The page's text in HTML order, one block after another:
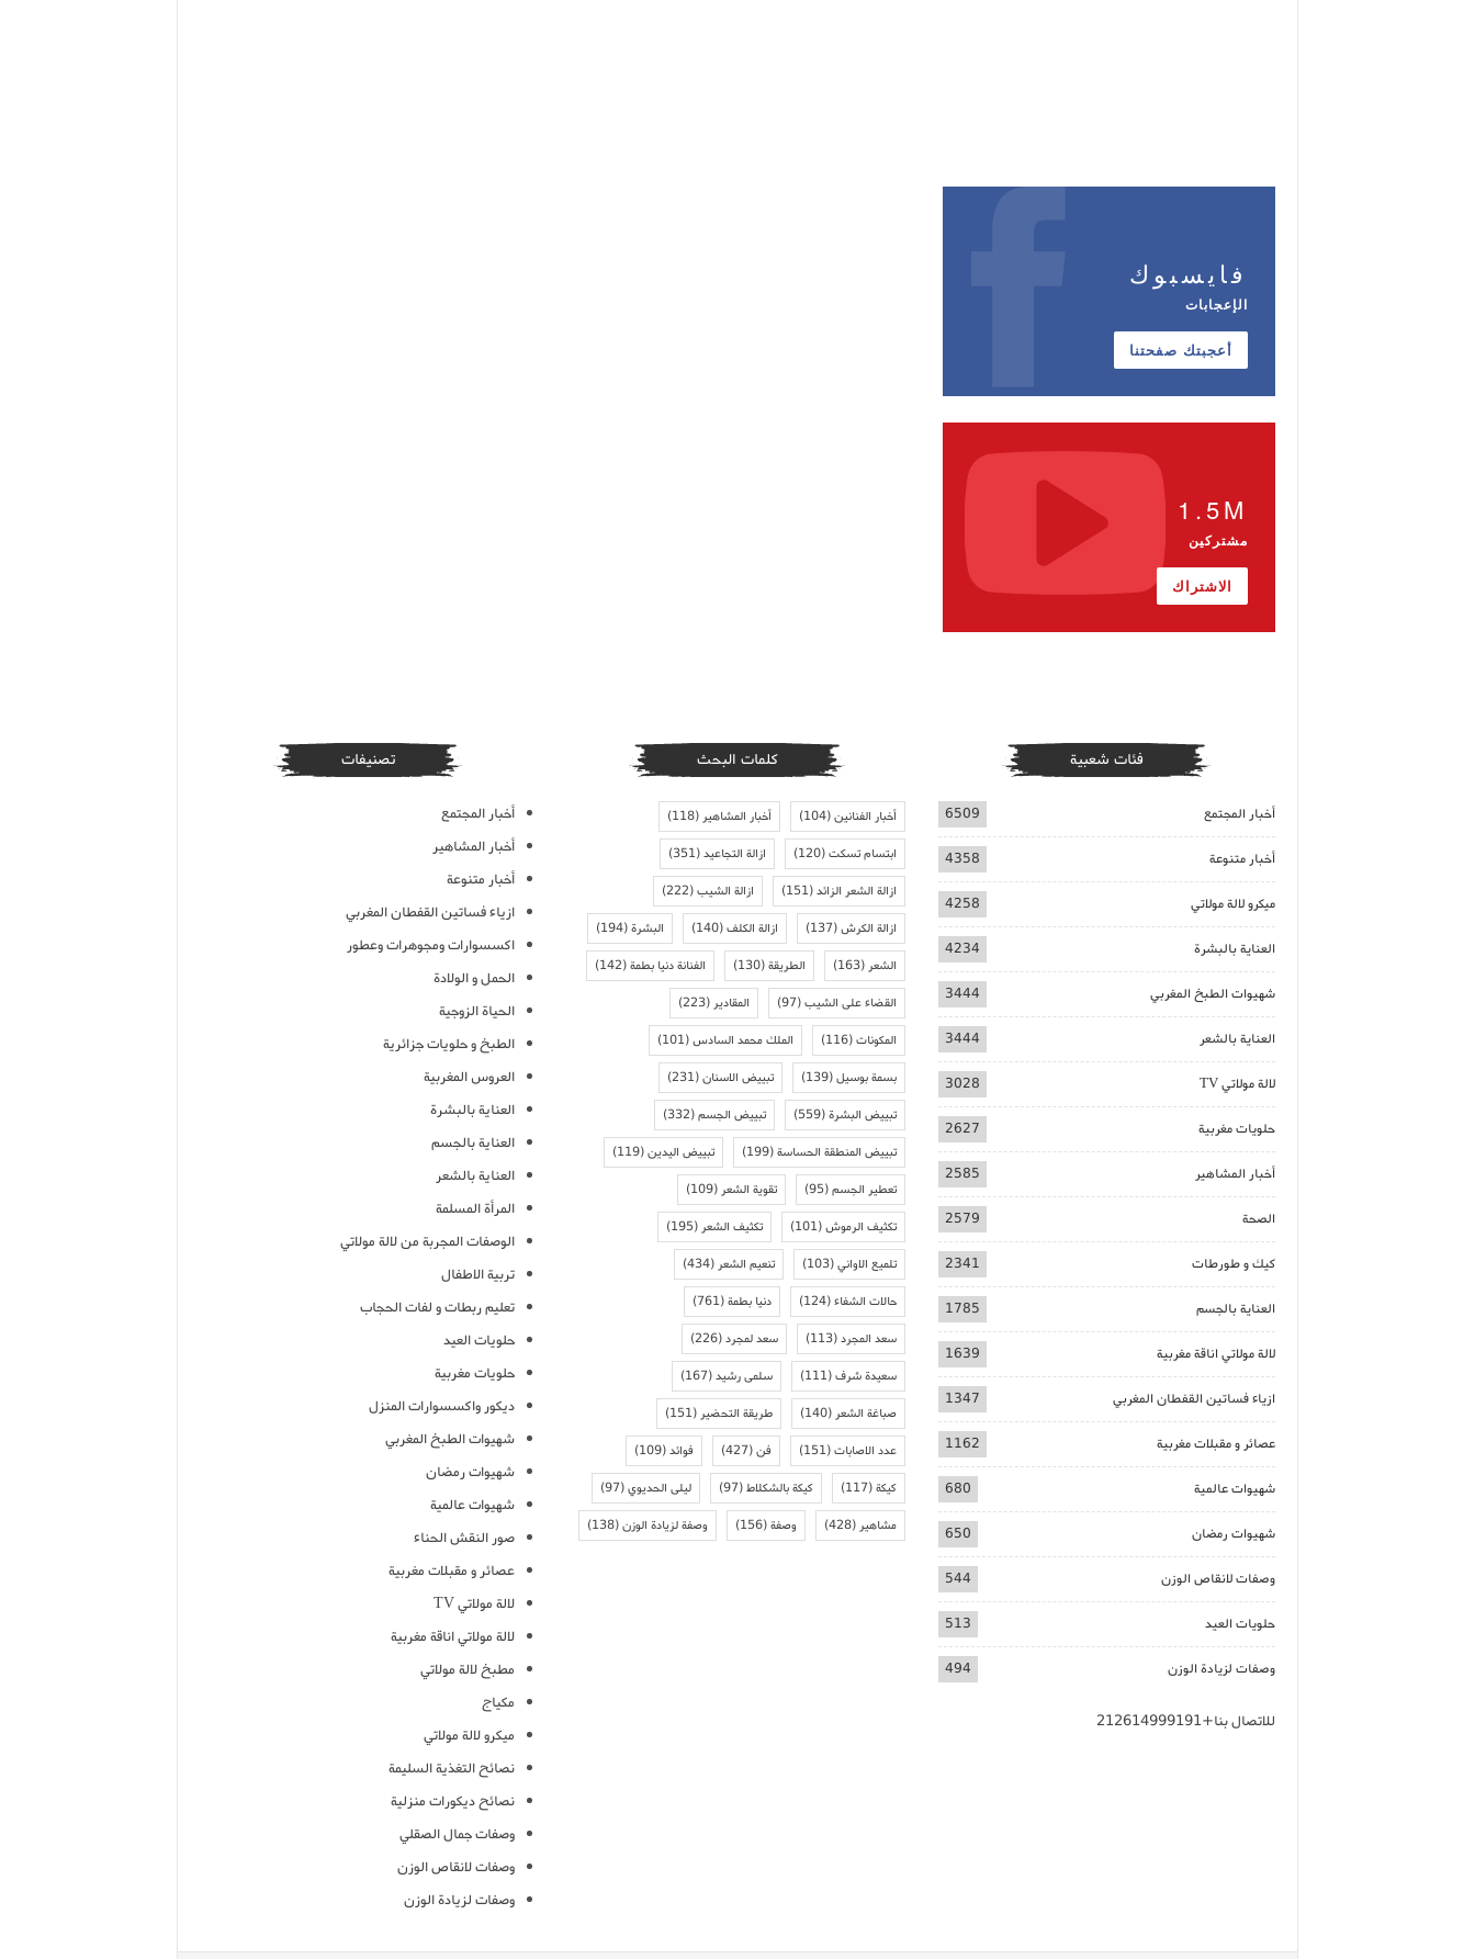
فايسبوك
الإعجابات
أعجبتك صفحتنا
1.5M
مشتركين
الاشتراك
فئات شعبية
أخبار المجتمع 6509
أخبار متنوعة 4358
ميكرو لالة مولاتي 4258
العناية بالبشرة 4234
شهيوات الطبخ المغربي 3444
العناية بالشعر 3444
لالة مولاتي TV 3028
حلويات مغربية 2627
أخبار المشاهير 2585
الصحة 2579
كيك و طورطات 2341
العناية بالجسم 1785
لالة مولاتي اناقة مغربية 1639
ازياء فساتين القفطان المغربي 1347
عصائر و مقبلات مغربية 1162
شهيوات عالمية 680
شهيوات رمضان 650
وصفات لانقاص الوزن 544
حلويات العيد 513
وصفات لزيادة الوزن 494
للاتصال بنا+212614999191
كلمات البحث
أخبار الفنانين(104) أخبار المشاهير(118)
ابتسام تسكت(120) ازالة التجاعيد(351)
ازالة الشعر الزائد(151) ازالة الشيب(222)
ازالة الكرش(137) ازالة الكلف(140) البشرة(194)
الشعر(163) الطريقة(130) الفنانة دنيا بطمة(142)
القضاء على الشيب(97) المقادير(223)
المكونات(116) الملك محمد السادس(101)
بسمة بوسيل(139) تبييض الاسنان(231)
تبييض البشرة(559) تبييض الجسم(332)
تبييض المنطقة الحساسة(199) تبييض اليدين(119)
تعطير الجسم(95) تقوية الشعر(109)
تكثيف الرموش(101) تكثيف الشعر(195)
تلميع الاواني(103) تنعيم الشعر(434)
حالات الشفاء(124) دنيا بطمة(761)
سعد المجرد(113) سعد لمجرد(226)
سعيدة شرف(111) سلمى رشيد(167)
صباغة الشعر(140) طريقة التحضير(151)
عدد الاصابات(151) فن(427) فوائد(109)
كيكة(117) كيكة بالشكلاط(97) ليلى الحديوي(97)
مشاهير(428) وصفة(156) وصفة لزيادة الوزن(138)
تصنيفات
أخبار المجتمع
أخبار المشاهير
أخبار متنوعة
ازياء فساتين القفطان المغربي
اكسسوارات ومجوهرات وعطور
الحمل و الولادة
الحياة الزوجية
الطبخ و حلويات جزائرية
العروس المغربية
العناية بالبشرة
العناية بالجسم
العناية بالشعر
المرأة المسلمة
الوصفات المجربة من لالة مولاتي
تربية الاطفال
تعليم ربطات و لفات الحجاب
حلويات العيد
حلويات مغربية
ديكور واكسسوارات المنزل
شهيوات الطبخ المغربي
شهيوات رمضان
شهيوات عالمية
صور النقش الحناء
عصائر و مقبلات مغربية
لالة مولاتي TV
لالة مولاتي اناقة مغربية
مطبخ لالة مولاتي
مكياج
ميكرو لالة مولاتي
نصائح التغذية السليمة
نصائح ديكورات منزلية
وصفات جمال الصقلي
وصفات لانقاص الوزن
وصفات لزيادة الوزن